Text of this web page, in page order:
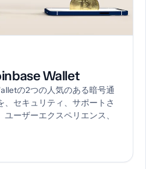
Wallet
の2つの人気のある暗号通
セキュリティ、サポートさ
ーザーエクスペリエンス、